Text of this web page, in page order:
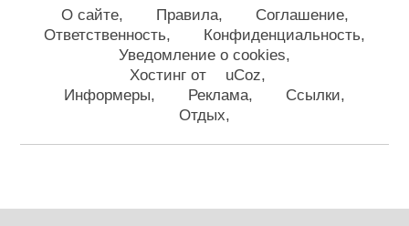
О сайте Правила
Соглашение
Ответственность
Конфиденциальность
Уведомление о cookies
Хостинг от
uCoz
Информеры
Реклама
Ссылки
Отдых